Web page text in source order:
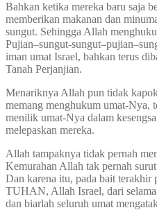
Bahkan ketika mereka baru saja
memberikan makanan dan
sungut. Sehingga Allah
Pujian–sungut-
iman umat Israel, bahkan terus
Tanah Perjanjian.
Menariknya Allah pun tidak
memang menghukum umat-Nya,
menilik umat-Nya dalam
melepaskan mereka.
Allah tampaknya tidak pernah
Kemurahan Allah tak pernah
Dan karena itu, pada bait terakhir
TUHAN, Allah Israel, dari
dan biarlah seluruh umat